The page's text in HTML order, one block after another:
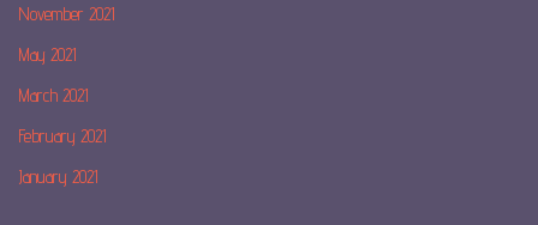
November 2021
May 2021
March 2021
February 2021
January 2021